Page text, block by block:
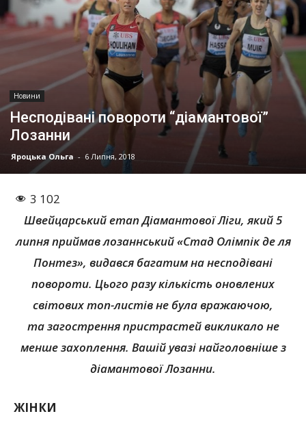
Новини
Несподівані повороти “діамантової”
Лозанни
Яроцька Ольга - 6 Липня, 2018
3 102
Швейцарський етап Діамантової Ліги, який 5
липня приймав лозаннський «Стад Олімпік де ля
Понтез», видався багатим на несподівані
повороти. Цього разу кількість оновлених
світових топ-листів не була вражаючою,
та загострення пристрастей викликало не
менше захоплення. Вашій увазі найголовніше з
діамантової Лозанни.
ЖІНКИ